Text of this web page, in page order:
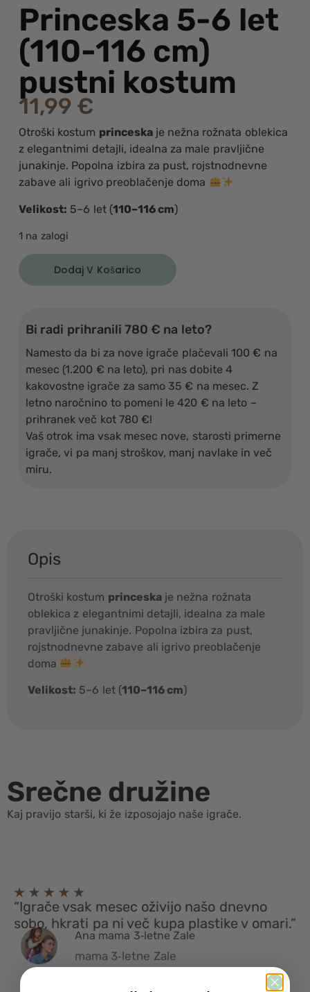
Princeska 5-6 let
(110-116 cm)
pustni kostum
11,99 €
Otroški kostum princeskaje nežna rožnata oblekica
z elegantnimi detajli, idealna za male pravljične
junakinje. Popolna izbira za pust, rojstnodnevne
zabave ali igrivo preoblačenje doma
Velikost: 5–6 let (110–116 cm)
1 na zalogi
Dodaj V Košarico
Bi radi prihranili 780 € na leto?
Namesto da bi za nove igrače plačevali 100 € na
mesec (1.200 € na leto), pri nas dobite 4
kakovostne igrače za samo 35 € na mesec. Z
letno naročnino to pomeni le 420 € na leto –
prihranek več kot 780 €!
Vaš otrok ima vsak mesec nove, starosti primerne
igrače, vi pa manj stroškov, manj navlake in več
miru.
Opis
Otroški kostum princeskaje nežna rožnata
oblekica z elegantnimi detajli, idealna za male
pravljične junakinje. Popolna izbira za pust,
rojstnodnevne zabave ali igrivo preoblačenje
doma
Velikost: 5–6 let (110–116 cm)
Srečne družine
Kaj pravijo starši, ki že izposojajo naše igrače.
“Igrače vsak mesec oživijo našo dnevno
sobo, hkrati pa ni več kupa plastike v omari.”
Ana mama 3‑letne Zale
mama 3‑letne Zale